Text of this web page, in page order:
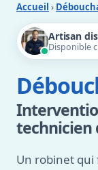
Accueil ›
Artisan
Disponible
technicien
Un robinet qui